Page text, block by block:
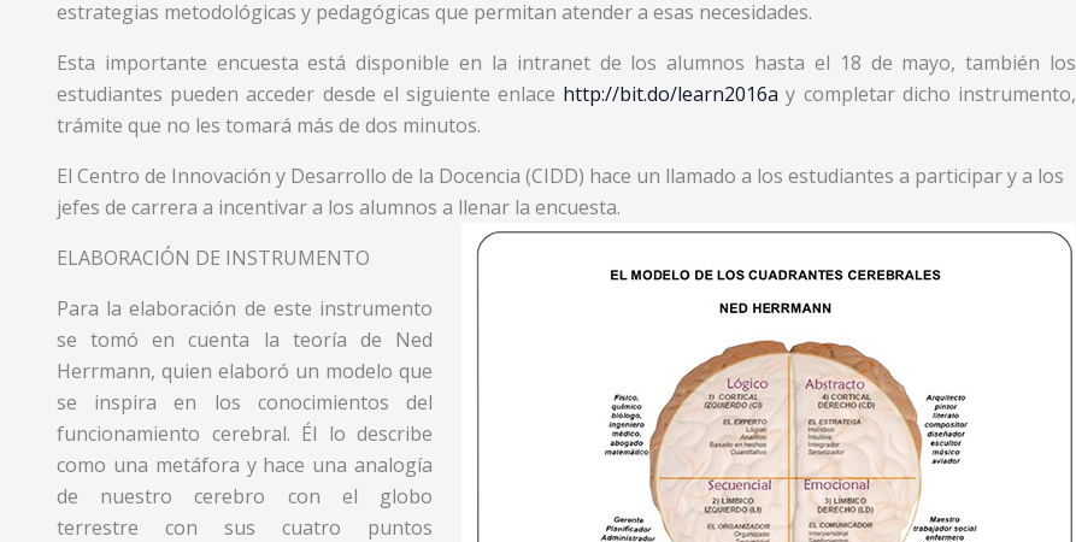
estrategias metodológicas y pedagógicas que permitan atender a esas necesidades.
Esta importante encuesta está disponible en la intranet de los alumnos hasta el 18 de mayo, también los
estudiantes pueden acceder desde el siguiente enlace http://bit.do/learn2016a y completar dicho instrumento,
trámite que no les tomará más de dos minutos.
El Centro de Innovación y Desarrollo de la Docencia (CIDD) hace un llamado a los estudiantes a participar y a los
jefes de carrera a incentivar a los alumnos a llenar la encuesta.
ELABORACIÓN DE INSTRUMENTO
Para la elaboración de este instrumento
se tomó en cuenta la teoría de Ned
Herrmann, quien elaboró un modelo que
se inspira en los conocimientos del
funcionamiento cerebral. Él lo describe
como una metáfora y hace una analogía
de nuestro cerebro con el globo
terrestre con sus cuatro puntos